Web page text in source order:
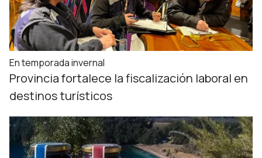
En temporada invernal
Provincia fortalece la fiscalización laboral en
destinos turísticos